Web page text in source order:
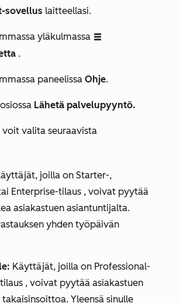
sovellus laitteellasi.
yläkulmassa listView
.
paneelissa Ohje.
Lähetä palvelupyyntö.
valita seuraavista
joilla on Starter-,
Enterprise-tilaus , voivat pyytää
asiakastuen asiantuntijalta.
yhden työpäivän
Käyttäjät, joilla on Professional-
, voivat pyytää asiakastuen
Yleensä sinulle